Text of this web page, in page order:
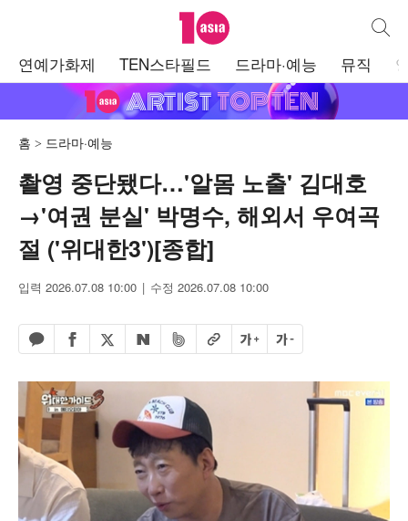
텐아시아 통합
연예가화제 TEN스타필드 드라마·예능 뮤직
홈 드라마·예능
촬영 중단됐다…'알몸 노출' 김대호
→'여권 분실' 박명수, 해외서 우여곡
절 ('위대한3')[종합]
입력 2026.07.08 10:00 수정 2026.07.08 10:00
카카오톡 공유하기
페이스북 공유하기
엑스 공유하기
네이버 공유하기
밴드 공유하기
URL복사글자 크게글자 작게